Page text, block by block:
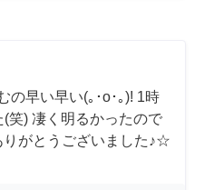
の早い早い(｡･о･｡)! 1時
笑) 凄く明るかったので
りがとうございました♪☆